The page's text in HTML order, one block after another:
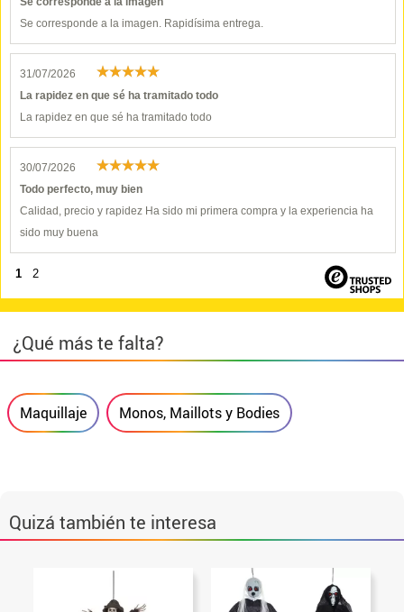
Se corresponde a la imagen. Rapidísima entrega.
31/07/2026
La rapidez en que sé ha tramitado todo
La rapidez en que sé ha tramitado todo
30/07/2026
Todo perfecto, muy bien
Calidad, precio y rapidez Ha sido mi primera compra y la experiencia ha
sido muy buena
1 2
¿Qué más te falta?
Maquillaje Monos, Maillots y Bodies
Quizá también te interesa